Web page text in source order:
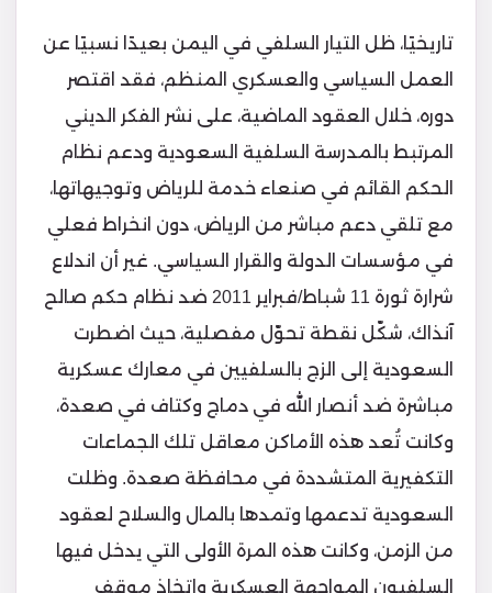
تاريخيًا، ظل التيار السلفي في اليمن بعيدًا نسبيًا عن
العمل السياسي والعسكري المنظم، فقد اقتصر
دوره، خلال العقود الماضية، على نشر الفكر الديني
المرتبط بالمدرسة السلفية السعودية ودعم نظام
الحكم القائم في صنعاء خدمة للرياض وتوجيهاتها،
مع تلقي دعم مباشر من الرياض، دون انخراط فعلي
في مؤسسات الدولة والقرار السياسي. غير أن اندلاع
شرارة ثورة 11 شباط/فبراير 2011 ضد نظام حكم صالح
آنذاك، شكّل نقطة تحوّل مفصلية، حيث اضطرت
السعودية إلى الزج بالسلفيين في معارك عسكرية
مباشرة ضد أنصار الله في دماج وكتاف في صعدة،
وكانت تُعد هذه الأماكن معاقل تلك الجماعات
التكفيرية المتشددة في محافظة صعدة. وظلت
السعودية تدعمها وتمدها بالمال والسلاح لعقود
من الزمن، وكانت هذه المرة الأولى التي يدخل فيها
السلفيون المواجهة العسكرية واتخاذ موقف